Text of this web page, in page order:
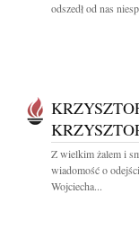
odszedł od nas
Z wielkim żalem i
wiadomość o
Wojciecha...